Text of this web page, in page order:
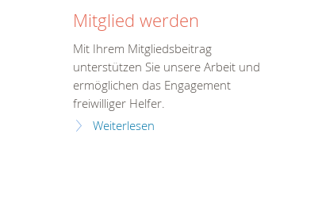
Mitglied werden
Mit Ihrem Mitgliedsbeitrag
unterstützen Sie unsere Arbeit und
ermöglichen das Engagement
freiwilliger Helfer.
Weiterlesen